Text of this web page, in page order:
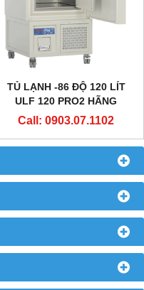
TỦ LẠNH -86 ĐỘ 120 LÍT
ULF 120 PRO2 HÃNG
EVERMED - Ý
Call: 0903.07.1102